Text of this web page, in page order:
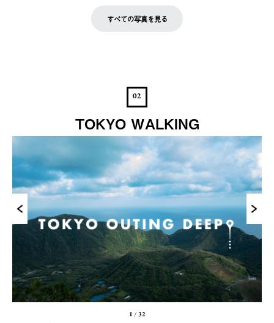
すべての写真を見る
02
TOKYO WALKING
1/32